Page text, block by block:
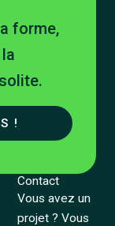
forme,
!
Contact
Vous avez un
projet ? Vous